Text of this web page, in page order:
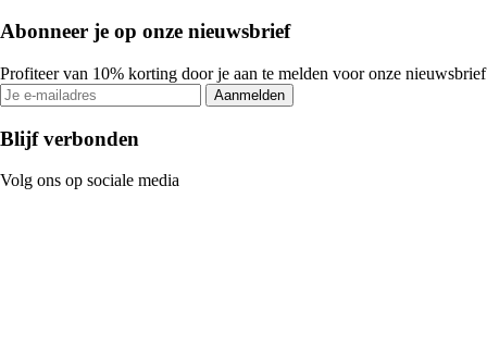
Abonneer je op onze nieuwsbrief
Profiteer van 10% korting door je aan te melden voor onze nieuwsbrief
Aanmelden
Blijf verbonden
Volg ons op sociale media